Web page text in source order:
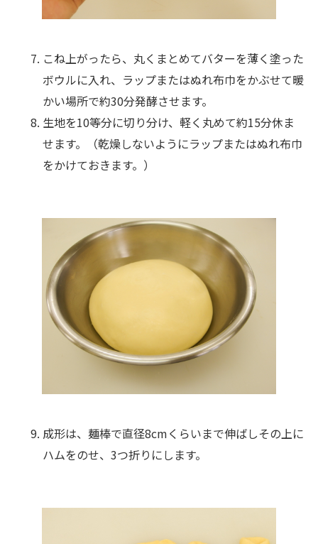
こね上がったら、丸くまとめてバターを薄く塗った
ボウルに入れ、ラップまたはぬれ布巾をかぶせて暖
かい場所で約30分発酵させます。
生地を10等分に切り分け、軽く丸めて約15分休ま
せます。（乾燥しないようにラップまたはぬれ布巾
をかけておきます。）
成形は、麺棒で直径8cmくらいまで伸ばしその上に
ハムをのせ、3つ折りにします。